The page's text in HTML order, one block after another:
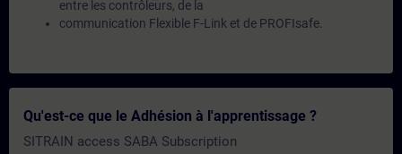
entre les contrôleurs, de la
communication Flexible F-Link et de PROFIsafe.
Qu'est-ce que le Adhésion à l'apprentissage ?
SITRAIN access SABA Subscription